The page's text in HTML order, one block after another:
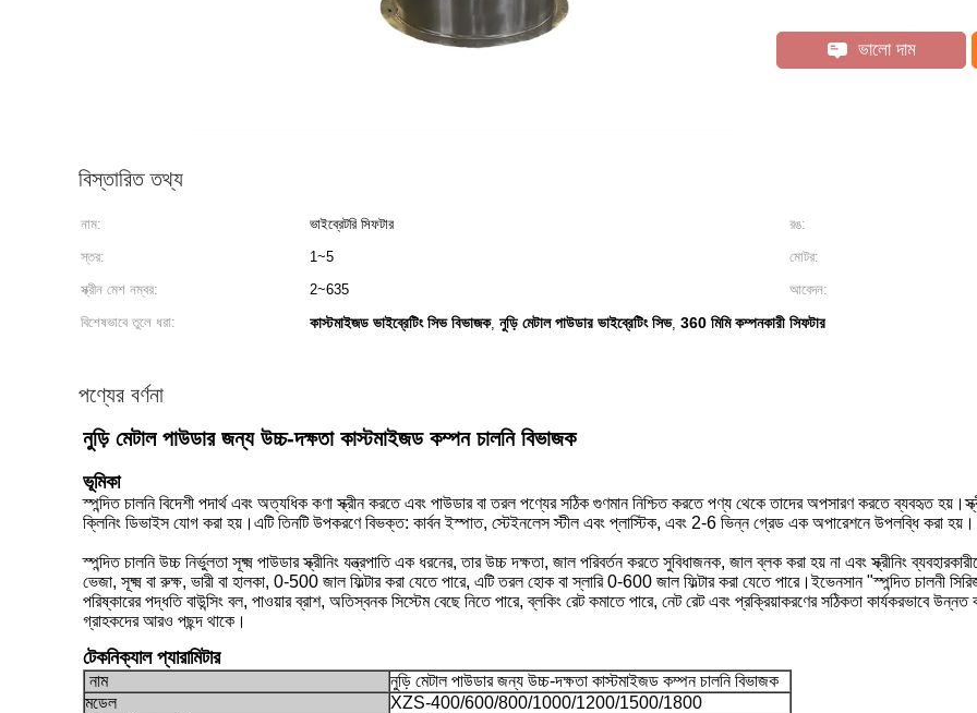
ভালো দাম
বিস্তারিত তথ্য
নাম: ভাইব্রেটরি সিফটার রঙ:
স্তর:
1~5 মোটর:
স্ক্রীন মেশ নম্বর:
2~635 আবেদন:
বিশেষভাবে তুলে ধরা:
কাস্টমাইজড ভাইব্রেটিং সিভ বিভাজক, নুড়ি মেটাল পাউডার ভাইব্রেটিং সিভ, 360 মিমি কম্পনকারী সিফটার
পণ্যের বর্ণনা
নুড়ি মেটাল পাউডার জন্য উচ্চ-দক্ষতা কাস্টমাইজড কম্পন চালনি বিভাজক
ভূমিকা
স্পন্দিত চালনি বিদেশী পদার্থ এবং অত্যধিক কণা স্ক্রীন করতে এবং পাউডার বা তরল পণ্যের সঠিক গুণমান নিশ্চিত করতে পণ্য থেকে তাদের অপসারণ করতে ব্যবহৃত
ক্লিনিং ডিভাইস যোগ করা হয়।এটি তিনটি উপকরণে বিভক্ত: কার্বন ইস্পাত, স্টেইনলেস স্টীল এবং প্লাস্টিক, এবং 2-6 ভিন্ন গ্রেড এক অপারেশনে উপলব্ধি করা হয়।
স্পন্দিত চালনি উচ্চ নির্ভুলতা সূক্ষ্ম পাউডার স্ক্রীনিং যন্ত্রপাতি এক ধরনের, তার উচ্চ দক্ষতা, জাল পরিবর্তন করতে সুবিধাজনক, জাল ব্লক করা হয় না এবং স্ক্রীনিং
ভেজা, সূক্ষ্ম বা রুক্ষ, ভারী বা হালকা, 0-500 জাল ফিল্টার করা যেতে পারে, এটি তরল হোক বা স্লারি 0-600 জাল ফিল্টার করা যেতে পারে।ইভেনসান "স্পন্দিত চালনী
পরিষ্কারের পদ্ধতি বাউন্সিং বল, পাওয়ার ব্রাশ, অতিস্বনক সিস্টেম বেছে নিতে পারে, ব্লকিং রেট কমাতে পারে, নেট রেট এবং প্রক্রিয়াকরণের সঠিকতা কার্যকরভাবে
গ্রাহকদের আরও পছন্দ থাকে।
টেকনিক্যাল প্যারামিটার
নাম
নুড়ি মেটাল পাউডার জন্য উচ্চ-দক্ষতা কাস্টমাইজড কম্পন চালনি বিভাজক
মডেল
XZS-400/600/800/1000/1200/1500/1800